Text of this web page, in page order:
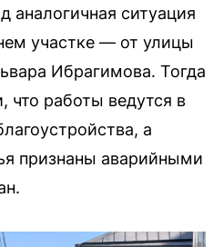
аналогичная ситуация
участке — от улицы
Ибрагимова. Тогда
работы ведутся в
а
признаны аварийными